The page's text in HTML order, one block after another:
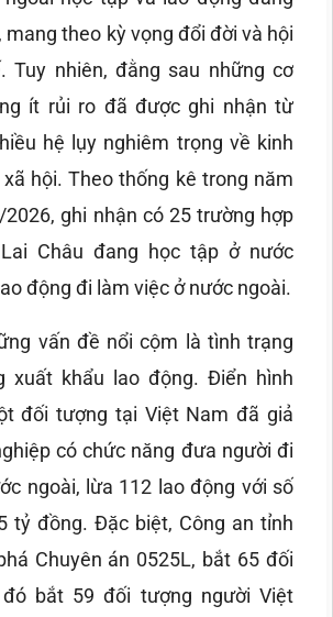
mang theo kỳ vọng đổi đời và hội
Tuy nhiên, đằng sau những cơ
ít rủi ro đã được ghi nhận từ
hệ lụy nghiêm trọng về kinh
hội. Theo thống kê trong năm
ghi nhận có 25 trường hợp
Châu đang học tập ở nước
động đi làm việc ở nước ngoài.
vấn đề nổi cộm là tình trạng
xuất khẩu lao động. Điển hình
đối tượng tại Việt Nam đã giả
có chức năng đưa người đi
ngoài, lừa 112 lao động với số
tỷ đồng. Đặc biệt, Công an tỉnh
Chuyên án 0525L, bắt 65 đối
bắt 59 đối tượng người Việt